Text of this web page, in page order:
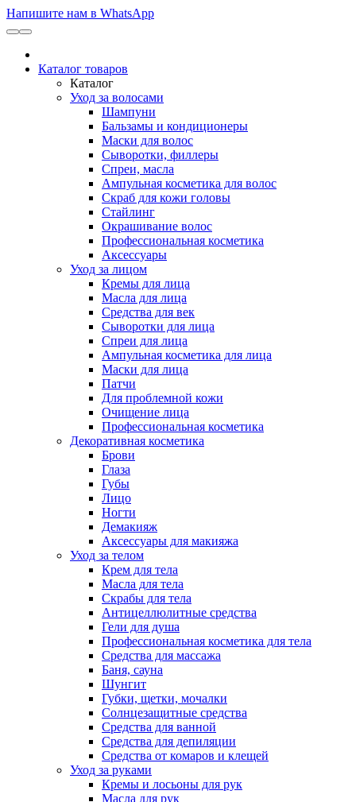
Напишите нам в WhatsApp
Каталог товаров
Каталог
Уход за волосами
Шампуни
Бальзамы и кондиционеры
Маски для волос
Сыворотки, филлеры
Спреи, масла
Ампульная косметика для волос
Скраб для кожи головы
Стайлинг
Окрашивание волос
Профессиональная косметика
Аксессуары
Уход за лицом
Кремы для лица
Масла для лица
Средства для век
Сыворотки для лица
Спреи для лица
Ампульная косметика для лица
Маски для лица
Патчи
Для проблемной кожи
Очищение лица
Профессиональная косметика
Декоративная косметика
Брови
Глаза
Губы
Лицо
Ногти
Демакияж
Аксессуары для макияжа
Уход за телом
Крем для тела
Масла для тела
Скрабы для тела
Антицеллюлитные средства
Гели для душа
Профессиональная косметика для тела
Средства для массажа
Баня, сауна
Шунгит
Губки, щетки, мочалки
Солнцезащитные средства
Средства для ванной
Средства для депиляции
Средства от комаров и клещей
Уход за руками
Кремы и лосьоны для рук
Масла для рук